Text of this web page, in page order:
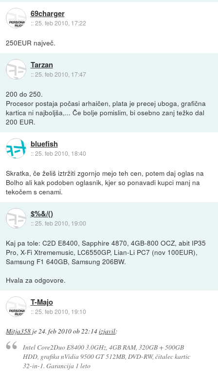
69charger
::25. feb 2010, 17:22
250EUR največ.
Tarzan
::25. feb 2010, 17:47
200 do 250.
Procesor postaja počasi arhaičen, plata je precej uboga, grafična
kartica ni najboljša,... Če bolje pomislim, bi osebno zanj težko dal
200 EUR.
bluefish
::25. feb 2010, 18:40
Skratka, če želiš iztržiti zgornjo mejo teh cen, potem daj oglas na
Bolho ali kak podoben oglasnik, kjer so ponavadi kupci manj na
tekočem s cenami.
$%&/()
::25. feb 2010, 19:00
Kaj pa tole: C2D E8400, Sapphire 4870, 4GB-800 OCZ, abit IP35
Pro, X-Fi Xtrememusic, LC6550GP, Lian-Li PC7 (nov 100EUR),
Samsung F1 640GB, Samsung 206BW.
Hvala za odgovore.
T-Majo
::25. feb 2010, 19:10
Mitja358 je24. feb 2010 ob 22:14izjavil:
Intel Core2Duo E8400 3.0GHz, 4GB RAM, 320GB + 500GB
HDD, grafika nVidia 9500 GT 512MB, DVD-RW, čitalec kartic
32-in-1. Garancija 1 leto